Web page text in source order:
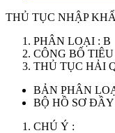
THỦ TỤC NHẬP
PHÂN LOẠI : B
CÔNG BỐ
THỦ TỤC HẢI
BẢN PHÂN
BỘ HỒ SƠ
CHÚ Ý :